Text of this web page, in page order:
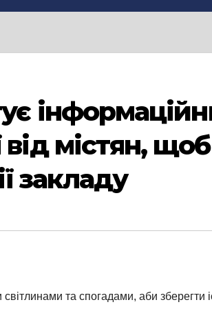
містян,
закладу
та спогадами, аби зберегти